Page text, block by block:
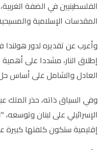
الفلسطينيين في الضفة
المقدسات الإسلامية
وأعرب عن تقديره لدور
إطلاق النار، مشددا على
العادل والشامل على أساس حل
وفي السياق ذاته، حذر الملك
الإسرائيلي على لبنان
إقليمية ستكون كلفتها كبيرة